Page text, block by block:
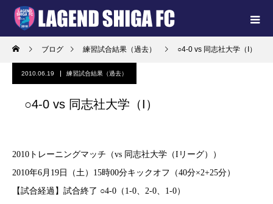
ブログ 練習試合結果（過去） ○4-0 vs 同志社大学（I）
2010.06.19 練習試合結果（過去）
○4-0 vs 同志社大学（I）
2010トレーニングマッチ（vs 同志社大学（Iリーグ））
2010年6月19日（土）15時00分キックオフ（40分×2+25分）
【試合経過】試合終了 ○4-0（1-0、2-0、1-0）